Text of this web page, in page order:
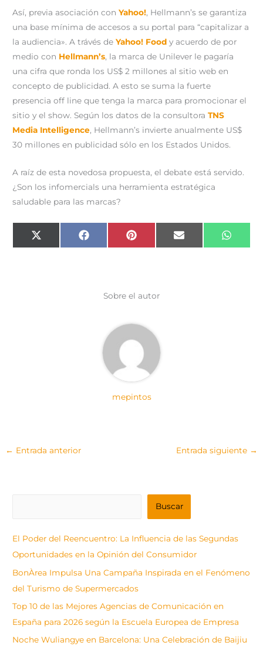
Así, previa asociación conYahoo!, Hellmann’s se garantiza
una base mínima de accesos a su portal para “capitalizar a
la audiencia». A trávés deYahoo! Food y acuerdo de por
medio con Hellmann’s, la marca de Unilever le pagaría
una cifra que ronda los US$ 2 millones al sitio web en
concepto de publicidad. A esto se suma la fuerte
presencia off line que tenga la marca para promocionar el
sitio y el show. Según los datos de la consultoraTNS
Media Intelligence, Hellmann’s invierte anualmente US$
30 millones en publicidad sólo en los Estados Unidos.
A raíz de esta novedosa propuesta, el debate está servido.
¿Son los infomercials una herramienta estratégica
saludable para las marcas?
Compartir
en
X
(
Compartir
en
F
a
Compartir
en
P
i
s
t
Compartir
en
E
m
en
W
h
Sobre el autor
mepintos
← Entrada anterior Entrada siguiente →
Buscar
El Poder del Reencuentro: La Influencia de las Segundas
Oportunidades en la Opinión del Consumidor
BonÀrea Impulsa Una Campaña Inspirada en el Fenómeno
del Turismo de Supermercados
Top 10 de las Mejores Agencias de Comunicación en
España para 2026 según la Escuela Europea de Empresa
Noche Wuliangye en Barcelona: Una Celebración de Baijiu